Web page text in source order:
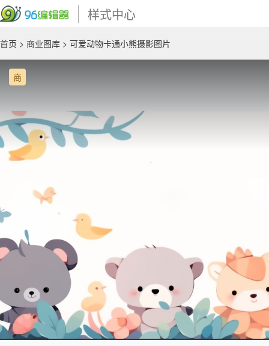
样式中心
首页 > 商业图库 > 可爱动物卡通小熊摄影图片
商